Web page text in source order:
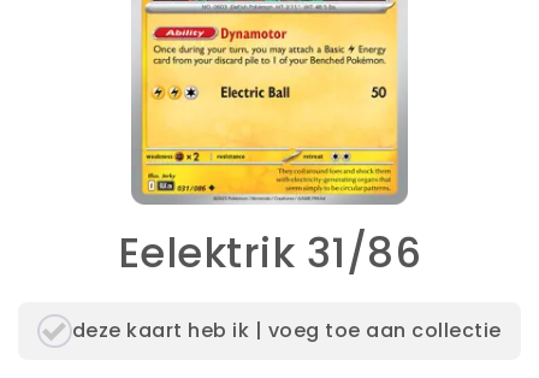
Eelektrik 31/86
deze kaart heb ik | voeg toe aan collectie